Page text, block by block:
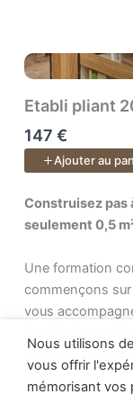
51
➜ quoi faire
➜ et surtout
À la fin, tu
mais surtoutune
savoir-faire.
Etabli pliant
147 €
Ajouter au
Construisez pas
Construisez pas
seulement 0,5
Une formation
commençons
vous
de précision,
Le cours inclus :
Voir plus
Nous utilisons
vous offrir
mémorisant vos